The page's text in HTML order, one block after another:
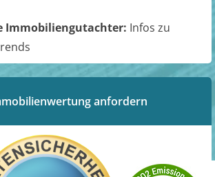
Immobiliengutachter: Infos zu
anfordern